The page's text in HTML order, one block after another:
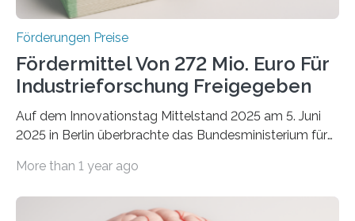
Förderungen Preise
Fördermittel Von 272 Mio. Euro Für
Industrieforschung Freigegeben
Auf dem Innovationstag Mittelstand 2025 am 5. Juni
2025 in Berlin überbrachte das Bundesministerium für
Überplanmäßige Verpflichtungsermächtigungen in
Woche vom Haushaltsausschuss freigegeben – unter
More than 1 year ago